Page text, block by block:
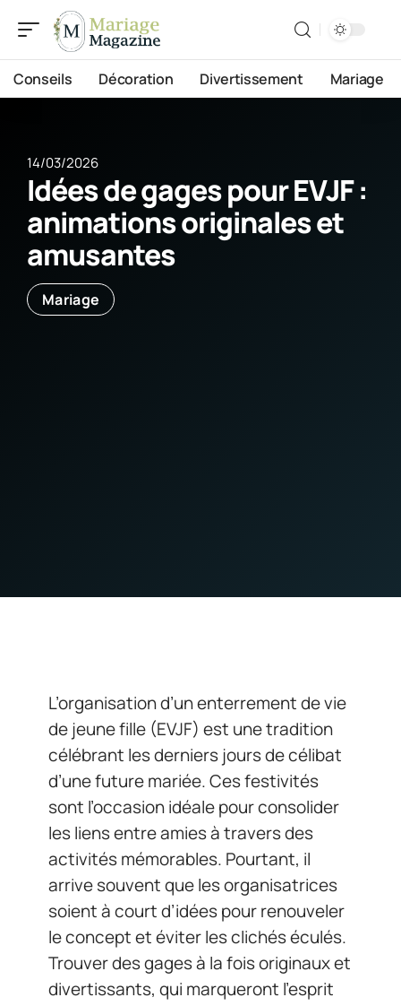
Conseils Décoration Divertissement Mariage
14/03/2026
Idées de gages pour EVJF :
animations originales et
amusantes
Mariage
L’organisation d’un enterrement de vie
de jeune fille (EVJF) est une tradition
célébrant les derniers jours de célibat
d’une future mariée. Ces festivités
sont l’occasion idéale pour consolider
les liens entre amies à travers des
activités mémorables. Pourtant, il
arrive souvent que les organisatrices
soient à court d’idées pour renouveler
le concept et éviter les clichés éculés.
Trouver des gages à la fois originaux et
divertissants, qui marqueront l’esprit